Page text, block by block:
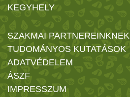
KEGYHELY
SZAKMAI PARTNEREINKNEK
TUDOMÁNYOS KUTATÁSOK
ADATVÉDELEM
ÁSZF
IMPRESSZUM